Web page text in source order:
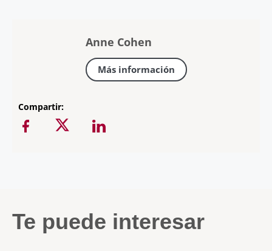
Anne Cohen
Más información
Compartir:
Te puede interesar